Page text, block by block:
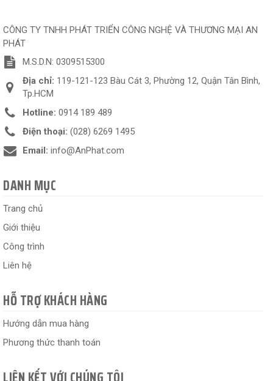
CÔNG TY TNHH PHÁT TRIỂN CÔNG NGHỆ VÀ THƯƠNG MẠI AN
PHÁT
M.S.D.N: 0309515300
Địa chỉ: 119-121-123 Bàu Cát 3, Phường 12, Quận Tân Bình,
Tp.HCM
Hotline: 0914 189 489
Điện thoại: (028) 6269 1495
Email: info@AnPhat.com
DANH MỤC
Trang chủ
Giới thiệu
Công trình
Liên hệ
HỖ TRỢ KHÁCH HÀNG
Hướng dẫn mua hàng
Phương thức thanh toán